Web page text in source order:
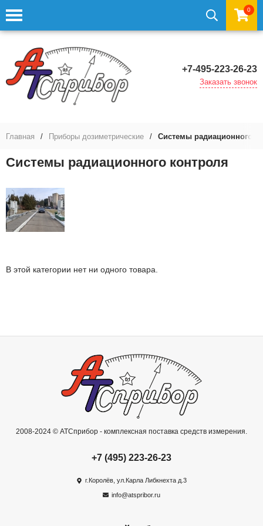
0
+7-495-223-26-23
Заказать звонок
Главная / Приборы дозиметрические / Системы радиационного
Системы радиационного контроля
В этой категории нет ни одного товара.
2008-2024 © АТСприбор - комплексная поставка средств измерения.
+7 (495) 223-26-23
г.Королёв, ул.Карла Либкнехта д.3
info@atspribor.ru